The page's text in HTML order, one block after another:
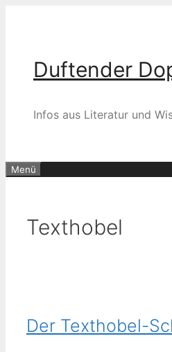
Duftender
Infos aus Literatur und
Menü
Texthobel
Der Texthobel-